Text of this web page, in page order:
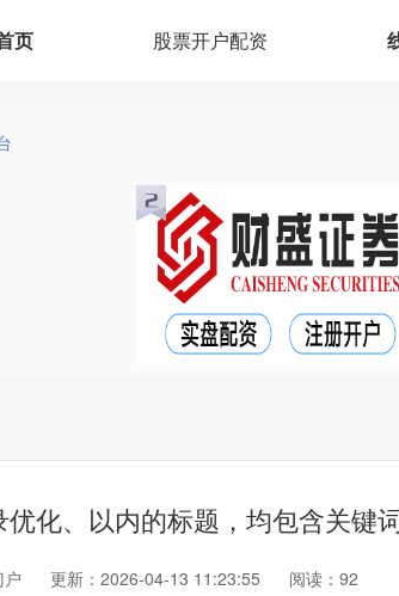
页 股票开户配资
化、以内的标题，均包含关键词
更新：2026-04-13 11:23:55 阅读：92